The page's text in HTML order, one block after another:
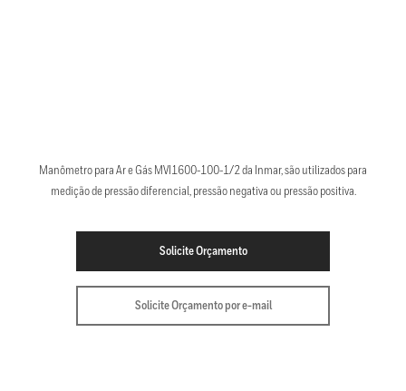
Manômetro para Ar e Gás MVI1600-100-1/2 da Inmar, são utilizados para
medição de pressão diferencial, pressão negativa ou pressão positiva.
Solicite Orçamento
Solicite Orçamento por e-mail